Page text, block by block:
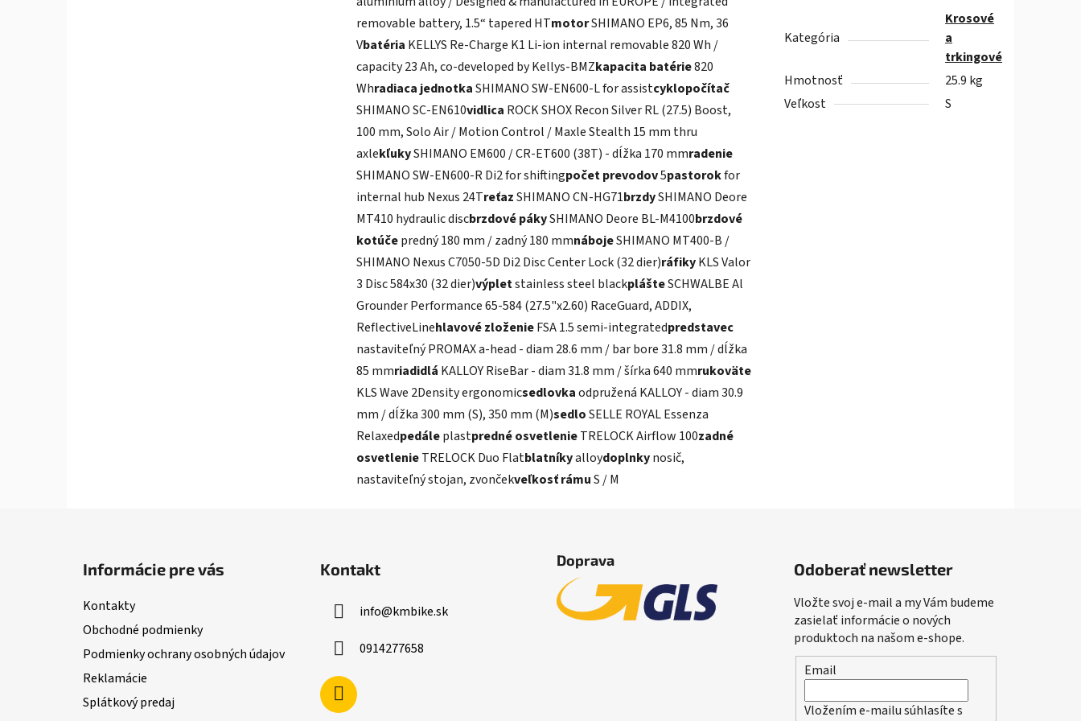
removable battery, 1.5“ tapered HTmotorSHIMANO EP6, 85 Nm, 36
Vbatéria KELLYS Re-Charge K1 Li-ion internal removable 820 Wh /
capacity 23 Ah, co-developed by Kellys-BMZkapacita batérie820
Whradiaca jednotkaSHIMANO SW-EN600-L for assistcyklopočítač
SHIMANO SC-EN610vidlica ROCK SHOX Recon Silver RL (27.5) Boost,
100 mm, Solo Air / Motion Control / Maxle Stealth 15 mm thru
axlekľukySHIMANO EM600 / CR-ET600 (38T) - dĺžka 170 mmradenie
SHIMANO SW-EN600-R Di2 for shiftingpočet prevodov5pastorokfor
internal hub Nexus 24TreťazSHIMANO CN-HG71brzdySHIMANO Deore
MT410 hydraulic discbrzdové pákySHIMANO Deore BL-M4100brzdové
kotúčepredný 180 mm / zadný 180 mmnábojeSHIMANO MT400-B /
SHIMANO Nexus C7050-5D Di2 Disc Center Lock (32 dier)ráfikyKLS Valor
3 Disc 584x30 (32 dier)výpletstainless steel blackplášteSCHWALBE Al
Grounder Performance 65-584 (27.5"x2.60) RaceGuard, ADDIX,
ReflectiveLinehlavové zloženieFSA 1.5 semi-integratedpredstavec
nastaviteľný PROMAX a-head - diam 28.6 mm / bar bore 31.8 mm / dĺžka
85 mmriadidlá KALLOY RiseBar - diam 31.8 mm / šírka 640 mmrukoväte
KLS Wave 2Density ergonomicsedlovkaodpružená KALLOY - diam 30.9
mm / dĺžka 300 mm (S), 350 mm (M)sedloSELLE ROYAL Essenza
Relaxedpedáleplastpredné osvetlenieTRELOCK Airflow 100zadné
osvetlenieTRELOCK Duo Flatblatníkyalloydoplnkynosič,
nastaviteľný stojan, zvončekveľkosť rámuS / M
Kategória
Krosové
a
trkingové
Hmotnosť
25.9 kg
Veľkost
S
Informácie pre vás
Kontakty
Obchodné podmienky
Podmienky ochrany osobných údajov
Reklamácie
Splátkový predaj
Kontakt
info@kmbike.sk
0914277658
Doprava Odoberať newsletter
Vložte svoj e-mail a my Vám budeme
zasielať informácie o nových
produktoch na našom e-shope.
Email
Vložením e-mailu súhlasíte s